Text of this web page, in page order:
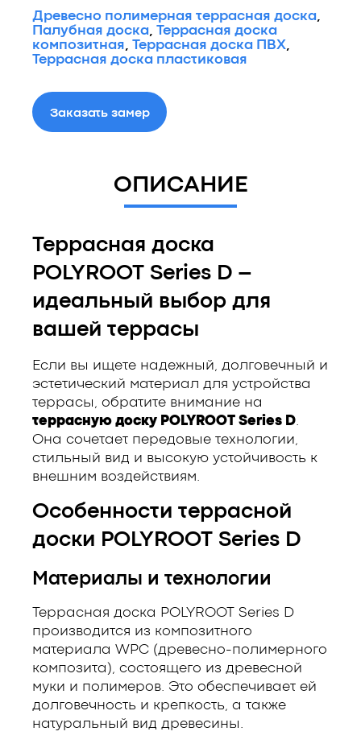
Древесно полимерная террасная доска,
Палубная доска,
Террасная доска
композитная, Террасная доска ПВХ,
Террасная доска пластиковая
Заказать замер
ОПИСАНИЕ
Террасная доска
POLYROOT Series D –
идеальный выбор для
вашей террасы
Если вы ищете надежный, долговечный и
эстетический материал для устройства
террасы, обратите внимание на
террасную доску POLYROOT Series D.
Она сочетает передовые технологии,
стильный вид и высокую устойчивость к
внешним воздействиям.
Особенности террасной
доски POLYROOT Series D
Материалы и технологии
Террасная доска POLYROOT Series D
производится из композитного
материала WPC (древесно-полимерного
композита), состоящего из древесной
муки и полимеров. Это обеспечивает ей
долговечность и крепкость, а также
натуральный вид древесины.